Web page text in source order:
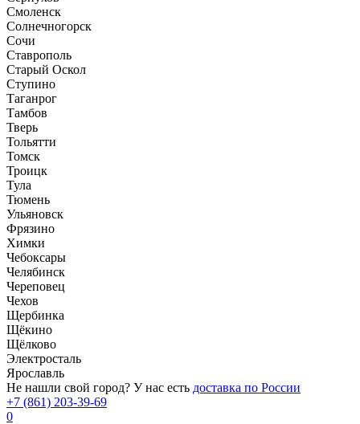
Смоленск
Солнечногорск
Сочи
Ставрополь
Старый Оскол
Ступино
Таганрог
Тамбов
Тверь
Тольятти
Томск
Троицк
Тула
Тюмень
Ульяновск
Фрязино
Химки
Чебоксары
Челябинск
Череповец
Чехов
Щербинка
Щёкино
Щёлково
Электросталь
Ярославль
Не нашли свой город? У нас есть доставка по России
+7 (861) 203-39-69
0